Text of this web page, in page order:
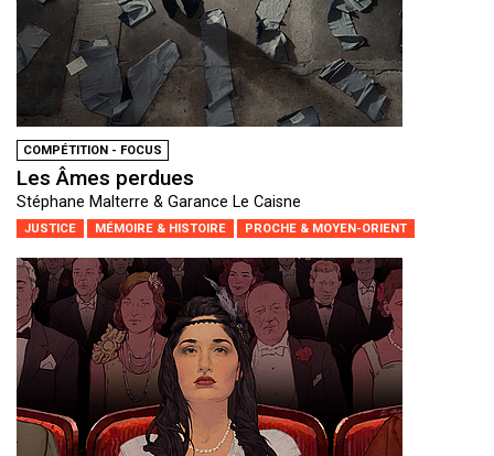
COMPÉTITION - FOCUS
Les Âmes perdues
Stéphane Malterre & Garance Le Caisne
JUSTICE MÉMOIRE & HISTOIRE PROCHE & MOYEN-ORIENT